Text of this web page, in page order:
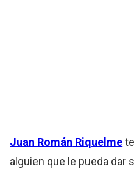
Juan Román Riquelme
alguien que le pueda dar